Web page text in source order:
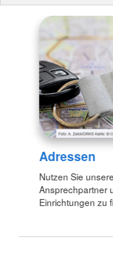
Adressen
Nutzen Sie
Ansprechpartner
Einrichtungen zu